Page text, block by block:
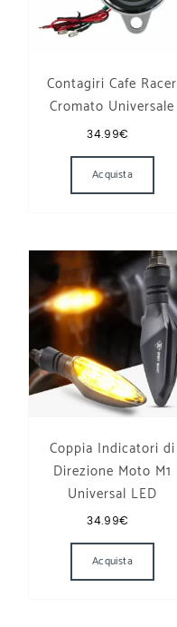
Contagiri Cafe Racer
Cromato Universale
34.99€
Acquista
Coppia Indicatori di
Direzione Moto M1
Universal LED
34.99€
Acquista